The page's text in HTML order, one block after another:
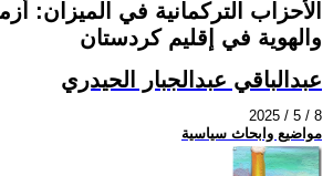
الأحزاب التركمانية في الميزان:
والهوية في إقليم كردستان
عبدالباقي عبدالجبار الحيدري
2025 / 5 / 8
مواضيع وابحاث سياسية